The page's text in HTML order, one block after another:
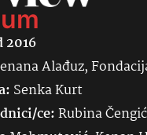
Alađuz,
SenkaKurt
ce:Rubina